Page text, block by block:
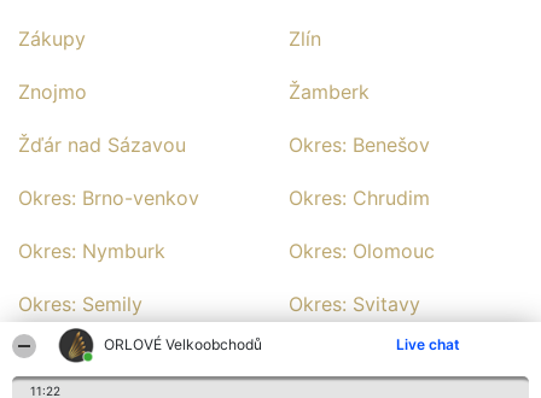
ORLOVÉ Velkoobchodů Live chat
11:22
Zákupy Zlín
Znojmo Žamberk
Žďár nad Sázavou Okres: Benešov
Okres: Brno-venkov Okres: Chrudim
Okres: Nymburk Okres: Olomouc
Okres: Semily Okres: Svitavy
Okres: Uherské Hradiště Okres: Vsetín